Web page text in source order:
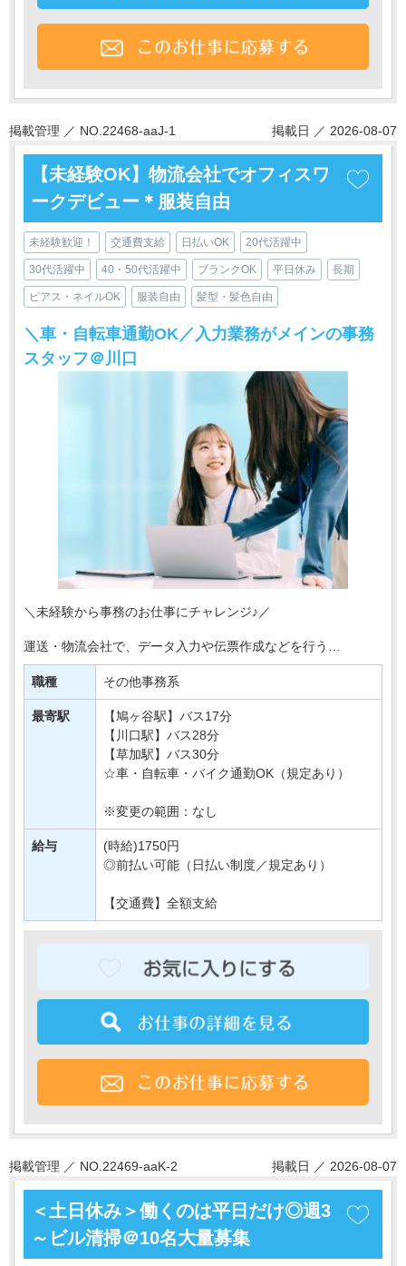
掲載管理 ／ NO.22468-aaJ-1 掲載日 ／ 2026-08-07
【未経験OK】物流会社でオフィスワ
ークデビュー＊服装自由
未経験歓迎！ 交通費支給 日払いOK 20代活躍中
30代活躍中 40・50代活躍中 ブランクOK 平日休み 長期
ピアス・ネイルOK 服装自由 髪型・髪色自由
＼車・自転車通勤OK／入力業務がメインの事務
スタッフ＠川口
＼未経験から事務のお仕事にチャレンジ♪／
運送・物流会社で、データ入力や伝票作成などを行う
事務スタッフを募集します＊
お任せするのは、入出荷に関する情報入力や
書類整理など、物流を支えるサポート・・・
職種 その他事務系
最寄駅
【鳩ヶ谷駅】バス17分
【川口駅】バス28分
【草加駅】バス30分
☆車・自転車・バイク通勤OK（規定あり）
※変更の範囲：なし
給与
(時給)1750円
◎前払い可能（日払い制度／規定あり）
【交通費】全額支給
掲載管理 ／ NO.22469-aaK-2 掲載日 ／ 2026-08-07
＜土日休み＞働くのは平日だけ◎週3
～ビル清掃＠10名大量募集